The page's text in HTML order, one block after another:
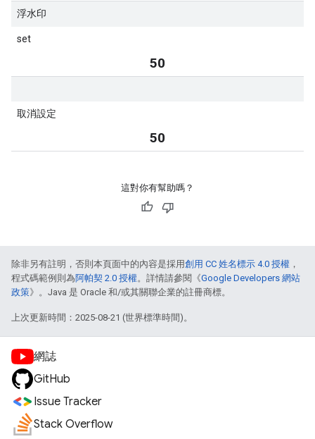
浮水印
set
50
取消設定
50
這對你有幫助嗎？
除非另有註明，否則本頁面中的內容是採用創用 CC 姓名標示 4.0 授權 ，
程式碼範例則為阿帕契 2.0 授權。詳情請參閱《Google Developers 網站
政策》。Java 是 Oracle 和/或其關聯企業的註冊商標。
上次更新時間：2025-08-21 (世界標準時間)。
網誌
GitHub
Issue Tracker
Stack Overflow